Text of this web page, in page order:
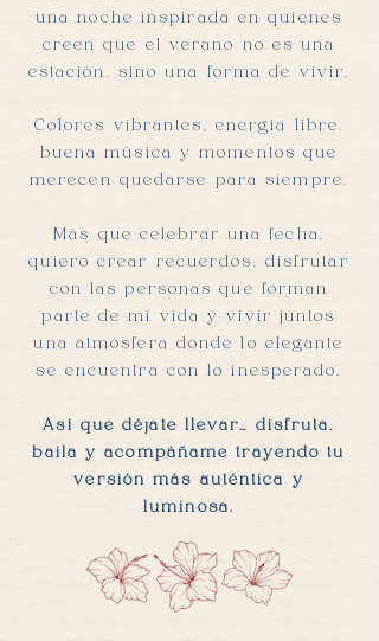
una noche inspirada en quienes
creen que el verano no es una
estación, sino una forma de vivir.
Colores vibrantes, energía libre,
buena música y momentos que
merecen quedarse para siempre.
Más que celebrar una fecha,
quiero crear recuerdos, disfrutar
con las personas que forman
parte de mi vida y vivir juntos
una atmósfera donde lo elegante
se encuentra con lo inesperado.
Así que déjate llevar… disfruta,
baila y acompáñame trayendo tu
versión más auténtica y
luminosa.